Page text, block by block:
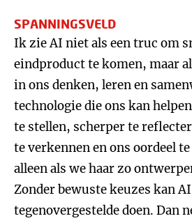
SPANNINGSVELD
Ik zie AI niet als een truc om
eindproduct te komen, maar
in ons denken, leren en
technologie die ons kan
te stellen, scherper te
te verkennen en ons oordeel
alleen als we haar zo
Zonder bewuste keuzes kan
tegenovergestelde doen. Dan